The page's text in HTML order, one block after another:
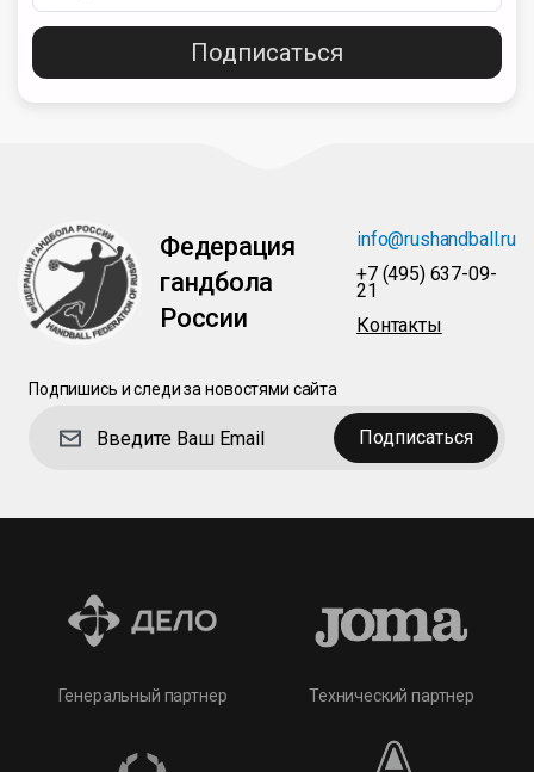
Подписаться
Федерация
гандбола
России
info@rushandball.ru
+7 (495) 637-09-
21
Контакты
Подпишись и следи за новостями сайта
Подписаться
Генеральный партнер Технический партнер